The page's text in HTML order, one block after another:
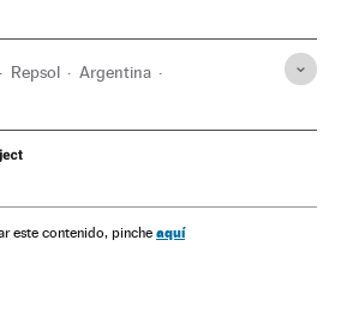
Repsol Argentina
Energia não renovável
este contenido, pinche aquí